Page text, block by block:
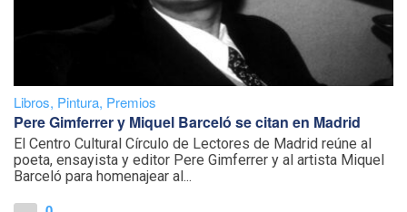
Libros, Pintura, Premios
Pere Gimferrer y Miquel Barceló se citan en Madrid
El Centro Cultural Círculo de Lectores de Madrid reúne al
poeta, ensayista y editor Pere Gimferrer y al artista Miquel
Barceló para homenajear al...